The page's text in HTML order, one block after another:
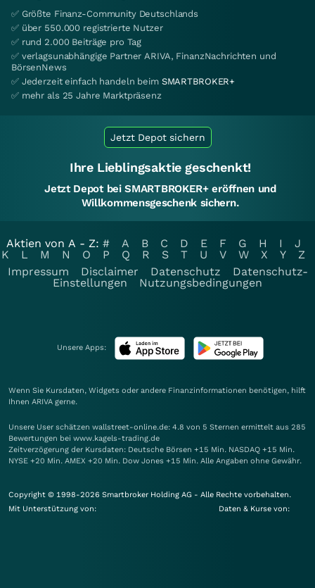
✅ Größte Finanz-Community Deutschlands
✅ über 550.000 registrierte Nutzer
✅ rund 2.000 Beiträge pro Tag
✅ verlagsunabhängige Partner ARIVA, FinanzNachrichten und
BörsenNews
✅ Jederzeit einfach handeln beim SMARTBROKER+
✅ mehr als 25 Jahre Marktpräsenz
Jetzt Depot sichern
Ihre Lieblingsaktie geschenkt!
Jetzt Depot bei SMARTBROKER+ eröffnen und
Willkommensgeschenk sichern.
Aktien von A - Z: # A B C D E F G H I
J
K
L M N O P Q R S T U V W X Y
Z
Impressum
Disclaimer Datenschutz
Datenschutz-
Einstellungen
Nutzungsbedingungen
Unsere Apps:
Wenn Sie Kursdaten, Widgets oder andere Finanzinformationen benötigen, hilft
Ihnen ARIVA gerne.
Unsere User schätzen wallstreet-online.de: 4.8 von 5 Sternen ermittelt aus 285
Bewertungen bei www.kagels-trading.de
Zeitverzögerung der Kursdaten: Deutsche Börsen +15 Min. NASDAQ +15 Min.
NYSE +20 Min. AMEX +20 Min. Dow Jones +15 Min. Alle Angaben ohne Gewähr.
Copyright © 1998-2026 Smartbroker Holding AG - Alle Rechte vorbehalten.
Mit Unterstützung von:
Daten & Kurse von: